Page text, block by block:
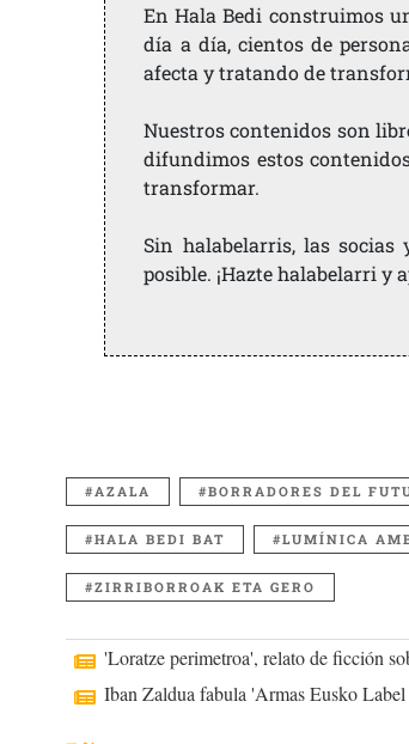
En Hala Bedi construimos
día a día, cientos de
afecta y tratando de
Nuestros contenidos son
difundimos estos
transformar.
Sin halabelarris, las socias
posible. ¡Hazte halabelarri y
AZALA BORRADORES DEL
HALA BEDI BAT LUMÍNICA
ZIRRIBORROAK ETA GERO
'Loratze perimetroa', relato de ficción
Iban Zaldua fabula 'Armas Eusko Label